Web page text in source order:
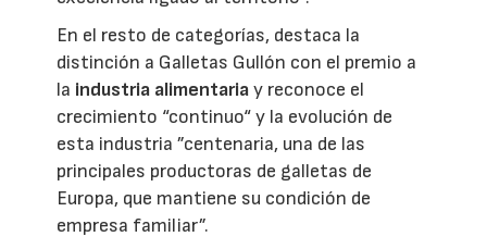
En el resto de categorías, destaca la
distinción a Galletas Gullón con el premio a
la industria alimentariay reconoce el
crecimiento “continuo“ y la evolución de
esta industria ”centenaria, una de las
principales productoras de galletas de
Europa, que mantiene su condición de
empresa familiar”.